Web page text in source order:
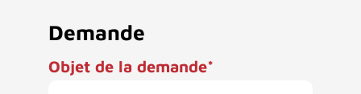
Demande
Objet de la demande